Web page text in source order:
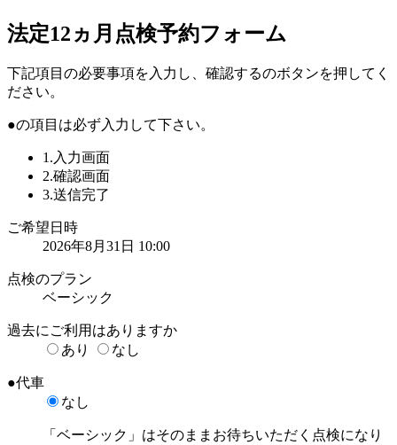
法定12ヵ月点検予約フォーム
下記項目の必要事項を入力し、 確認するのボタンを押してく
ださい。
●の項目は必ず入力して下さい。
1.入力画面
2.確認画面
3.送信完了
ご希望日時
2026年8月31日 10:00
点検のプラン
ベーシック
過去にご利用はありますか
あり
なし
●代車
なし
「ベーシック」はそのままお待ちいただく点検になり